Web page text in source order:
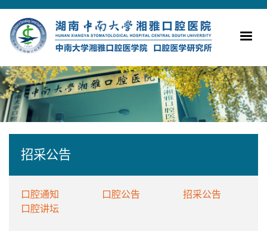
招采公告
口腔通知 口腔公告
招采公告
口腔讲坛